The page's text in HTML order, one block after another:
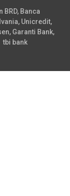
BRD, Banca
Unicredit,
Garanti Bank,
tbi bank